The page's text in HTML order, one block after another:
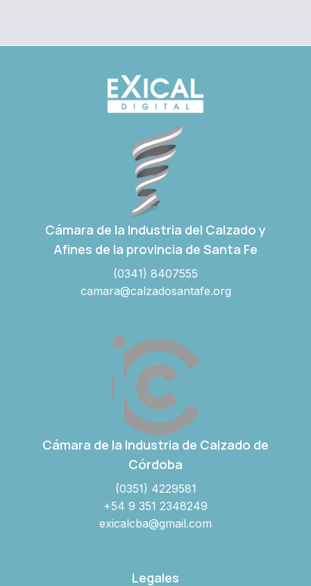
Cámara de la Industria del Calzado y
Afines de la provincia de Santa Fe
(0341) 8407555
camara@calzadosantafe.org
Cámara de la Industria de Calzado de
Córdoba
(0351) 4229581
+54 9 351 2348249
exicalcba@gmail.com
Legales